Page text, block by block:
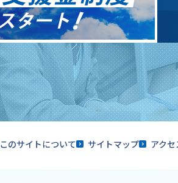
このサイトについて サイトマップ アクセ